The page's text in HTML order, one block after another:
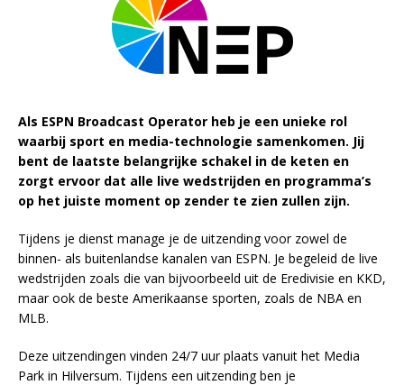
Als ESPN Broadcast Operator heb je een unieke rol
waarbij sport en media-technologie samenkomen. Jij
bent de laatste belangrijke schakel in de keten en
zorgt ervoor dat alle live wedstrijden en programma’s
op het juiste moment op zender te zien zullen zijn.
Tijdens je dienst manage je de uitzending voor zowel de
binnen- als buitenlandse kanalen van ESPN. Je begeleid de live
wedstrijden zoals die van bijvoorbeeld uit de Eredivisie en KKD,
maar ook de beste Amerikaanse sporten, zoals de NBA en
MLB.
Deze uitzendingen vinden 24/7 uur plaats vanuit het Media
Park in Hilversum. Tijdens een uitzending ben je